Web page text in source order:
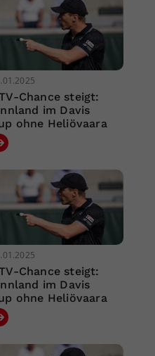
Chance steigt:
im Davis
ohne Heliövaara
Chance steigt:
im Davis
ohne Heliövaara